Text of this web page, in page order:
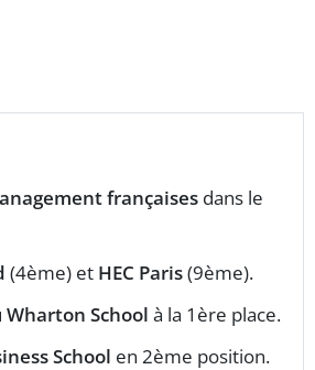
françaises dans le
(4ème) et HEC Paris(9ème).
Wharton School à la 1ère place.
School en 2ème position.